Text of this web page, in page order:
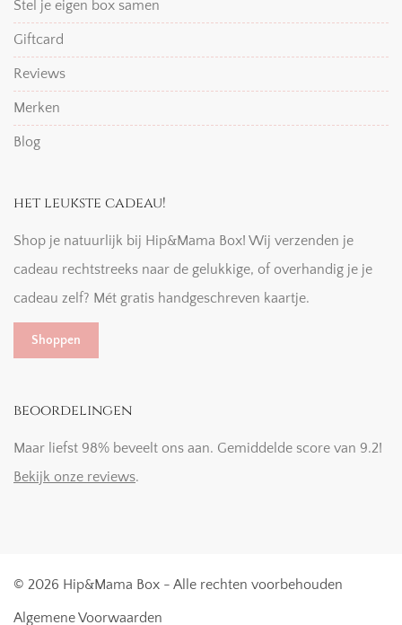
Stel je eigen box samen
Giftcard
Reviews
Merken
Blog
het leukste cadeau!
Shop je natuurlijk bij Hip&Mama Box! Wij verzenden je
cadeau rechtstreeks naar de gelukkige, of overhandig je je
cadeau zelf? Mét gratis handgeschreven kaartje.
Shoppen
beoordelingen
Maar liefst 98% beveelt ons aan. Gemiddelde score van 9.2!
Bekijk onze reviews.
© 2026 Hip&Mama Box - Alle rechten voorbehouden
Algemene Voorwaarden